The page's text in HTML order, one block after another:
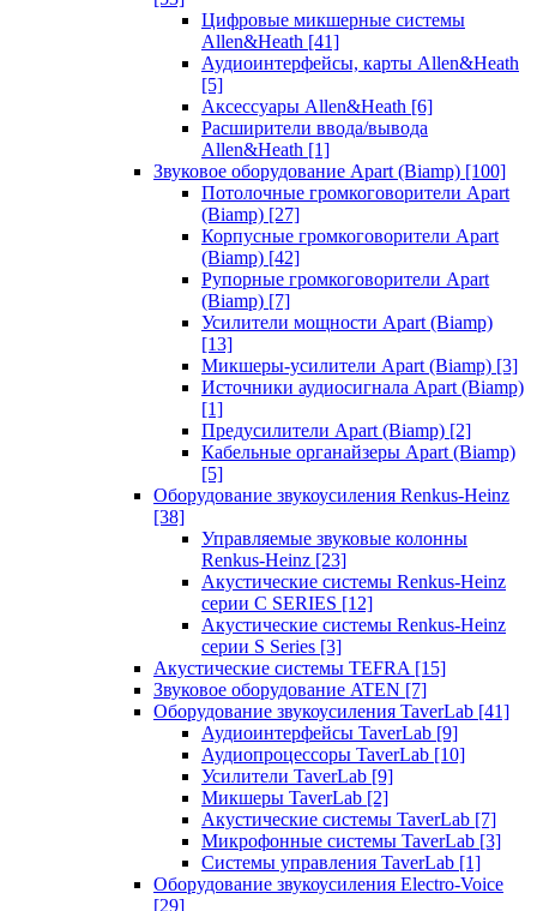
Цифровые микшерные системы
Allen&Heath [41]
Аудиоинтерфейсы, карты Allen&Heath
[5]
Аксессуары Allen&Heath [6]
Расширители ввода/вывода
Allen&Heath [1]
Звуковое оборудование Apart (Biamp) [100]
Потолочные громкоговорители Apart
(Biamp) [27]
Корпусные громкоговорители Apart
(Biamp) [42]
Рупорные громкоговорители Apart
(Biamp) [7]
Усилители мощности Apart (Biamp)
[13]
Микшеры-усилители Apart (Biamp) [3]
Источники аудиосигнала Apart (Biamp)
[1]
Предусилители Apart (Biamp) [2]
Кабельные органайзеры Apart (Biamp)
[5]
Оборудование звукоусиления Renkus-Heinz
[38]
Управляемые звуковые колонны
Renkus-Heinz [23]
Акустические системы Renkus-Heinz
серии C SERIES [12]
Акустические системы Renkus-Heinz
серии S Series [3]
Акустические системы TEFRA [15]
Звуковое оборудование ATEN [7]
Оборудование звукоусиления TaverLab [41]
Аудиоинтерфейсы TaverLab [9]
Аудиопроцессоры TaverLab [10]
Усилители TaverLab [9]
Микшеры TaverLab [2]
Акустические системы TaverLab [7]
Микрофонные системы TaverLab [3]
Системы управления TaverLab [1]
Оборудование звукоусиления Electro-Voice
[29]